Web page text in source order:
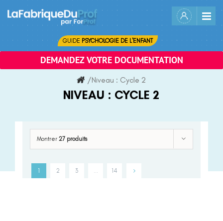
content
GUIDE PSYCHOLOGIE DE L'ENFANT
DEMANDEZ VOTRE DOCUMENTATION
/Niveau : Cycle 2
NIVEAU : CYCLE 2
Montrer 27 produits
1 2 3 14